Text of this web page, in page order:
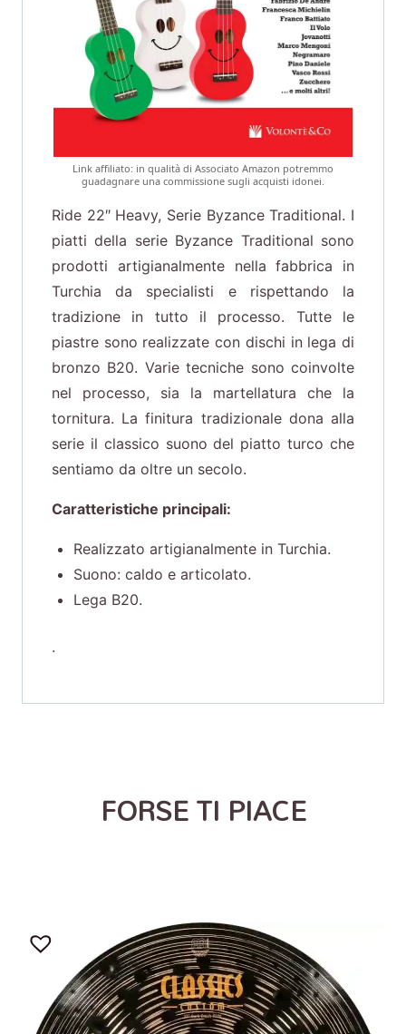
Link affiliato: in qualità di Associato Amazon potremmo
guadagnare una commissione sugli acquisti idonei.
Ride 22″ Heavy, Serie Byzance Traditional. I
piatti della serie Byzance Traditional sono
prodotti artigianalmente nella fabbrica in
Turchia da specialisti e rispettando la
tradizione in tutto il processo. Tutte le
piastre sono realizzate con dischi in lega di
bronzo B20. Varie tecniche sono coinvolte
nel processo, sia la martellatura che la
tornitura. La finitura tradizionale dona alla
serie il classico suono del piatto turco che
sentiamo da oltre un secolo.
Caratteristiche principali:
Realizzato artigianalmente in Turchia.
Suono: caldo e articolato.
Lega B20.
.
FORSE TI PIACE